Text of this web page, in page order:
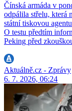
Čínská armáda v
odpálila střelu, která
státní tiskovou
O testu předtím
Peking před
Aktuálně.cz - Zprávy
6. 7. 2026, 06:24